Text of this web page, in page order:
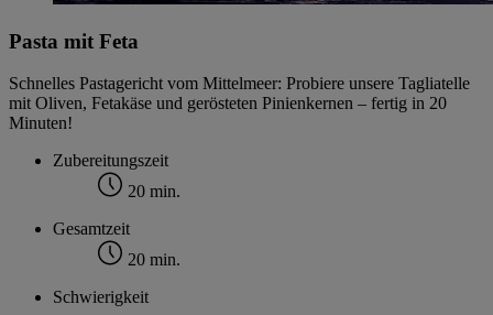
Pasta mit Feta
Schnelles Pastagericht vom Mittelmeer: Probiere unsere Tagliatelle
mit Oliven, Fetakäse und gerösteten Pinienkernen – fertig in 20
Minuten!
Zubereitungszeit
20 min.
Gesamtzeit
20 min.
Schwierigkeit